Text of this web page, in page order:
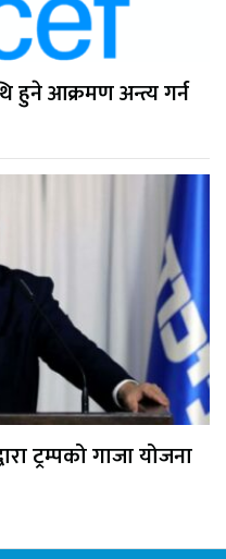
हुने आक्रमण अन्त्य गर्न
ट्रम्पको गाजा योजना